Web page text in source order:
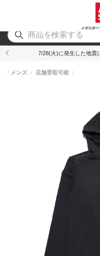
メガスポー
アウトド
7/28(火)に発生した地震
メンズ 店舗受取可能